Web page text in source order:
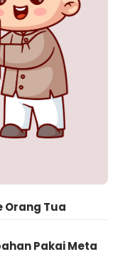
Orang Tua
Pakai Meta